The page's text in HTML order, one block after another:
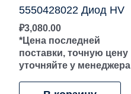
5550428022 Диод HV
₽3,080.00
*Цена последней
поставки, точную цену
уточняйте у менеджера